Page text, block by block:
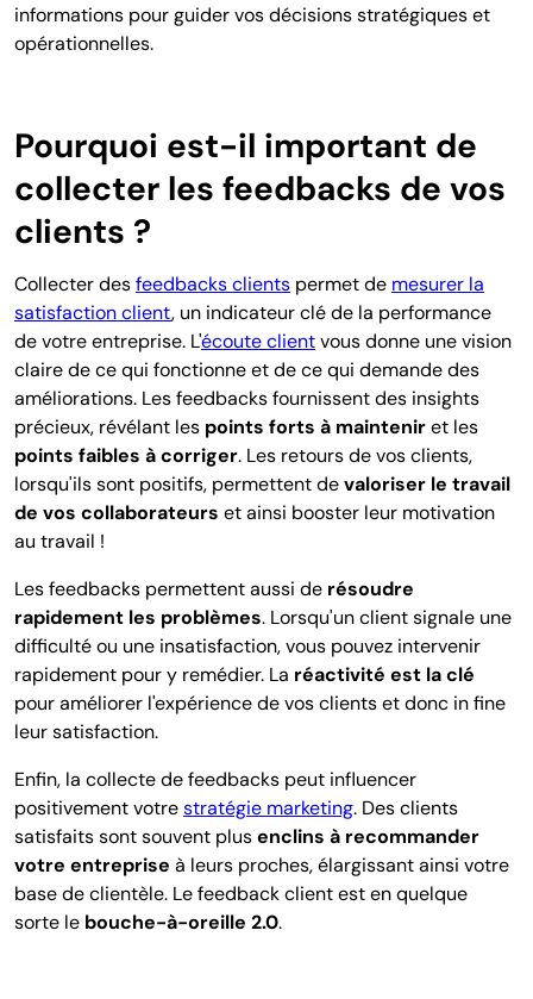
informations pour guider vos décisions stratégiques et
opérationnelles.
Pourquoi est-il important de
collecter les feedbacks de vos
clients ?
Collecter desfeedbacks clients permet de mesurer la
satisfaction client, un indicateur clé de la performance
de votre entreprise. L'écoute clientvous donne une vision
claire de ce qui fonctionne et de ce qui demande des
améliorations. Les feedbacks fournissent des insights
précieux, révélant les points forts à mainteniret les
points faibles à corriger. Les retours de vos clients,
lorsqu'ils sont positifs, permettent devaloriser le travail
de vos collaborateurs et ainsi booster leur motivation
au travail !
Les feedbacks permettent aussi de résoudre
rapidement les problèmes. Lorsqu'un client signale une
difficulté ou une insatisfaction, vous pouvez intervenir
rapidement pour y remédier. La réactivité est la clé
pour améliorer l'expérience de vos clients et donc in fine
leur satisfaction.
Enfin, la collecte de feedbacks peut influencer
positivement votrestratégie marketing. Des clients
satisfaits sont souvent plusenclins à recommander
votre entreprise à leurs proches, élargissant ainsi votre
base de clientèle. Le feedback client est en quelque
sorte le bouche-à-oreille 2.0.